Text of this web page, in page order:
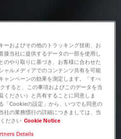
ーおよびその他のトラッキング技術、お
接当社に提供するデータの一部を使用し
のやり取りに基づき、お客様に合わせた
ャルメディアでのコンテンツ共有を可能
ャンペーンの効果を測定します。「すべ
すると、この事項およびこのデータを当
ください）と共有することに同意しま
「Cookieの設定」から、いつでも同意の
社の業務慣行の詳細につきましては、当
ださい Cookie Notice
Details